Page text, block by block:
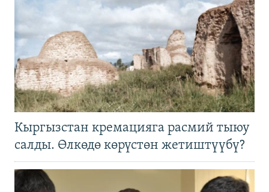
Кыргызстан кремацияга расмий тыюу
салды. Өлкөдө көрүстөн жетиштүүбү?